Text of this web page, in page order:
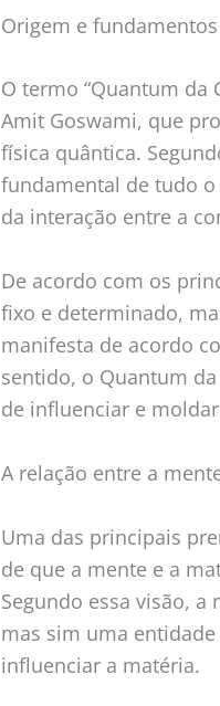
Origem e
O termo “Quantum da
Amit Goswami, que
física quântica.
fundamental de tudo
da interação entre a
De acordo com os
fixo e determinado,
manifesta de acordo
sentido, o Quantum
de influenciar e
A relação entre a
Uma das principais
de que a mente e a
Segundo essa visão,
mas sim uma
influenciar a matéria.